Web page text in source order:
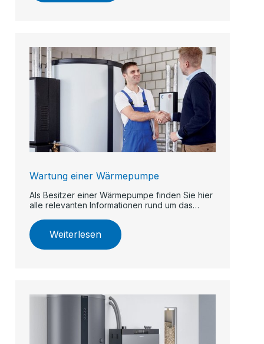
Wartung einer Wärmepumpe
Als Besitzer einer Wärmepumpe finden Sie hier
alle relevanten Informationen rund um das
Weiterlesen